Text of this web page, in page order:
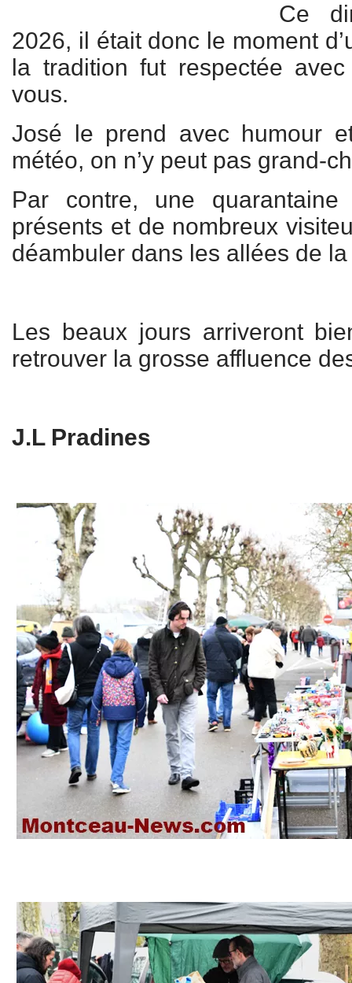
Ce
2026, il était donc le moment
la tradition fut respectée
vous.
José le prend avec humour
météo, on n’y peut pas grand-
Par contre, une quarantaine
présents et de nombreux
déambuler dans les allées de
Les beaux jours arriveront
retrouver la grosse affluence
J.L Pradines